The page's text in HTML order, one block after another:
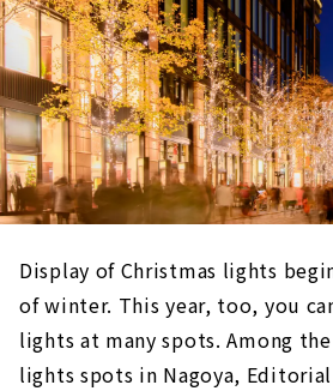
Display of Christmas lights
of winter. This year, too, you
lights at many spots. ​ ​Among
lights spots in Nagoya, Editorial